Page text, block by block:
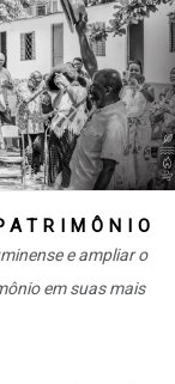
e ampliar o
em suas mais